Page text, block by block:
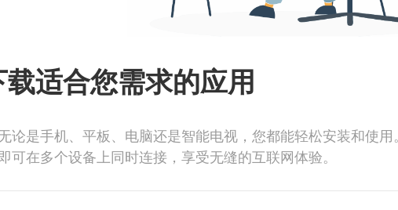
适合您需求的应用
论是手机、平板、电脑还是智能电视，您都能轻松安装和使用。
可在多个设备上同时连接，享受无缝的互联网体验。